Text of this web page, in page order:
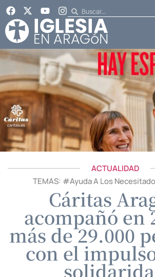
ACTUALIDAD
TEMAS: #Ayuda A Los
Cáritas
acompañó en
más de 29.000
con el